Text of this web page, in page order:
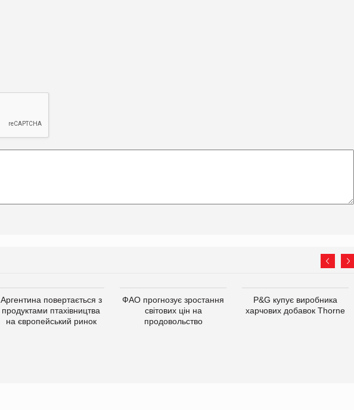
Аргентина повертається з
продуктами птахівництва
на європейський ринок
ФАО прогнозує зростання
світових цін на
продовольство
P&G купує виробника
харчових добавок Thorne